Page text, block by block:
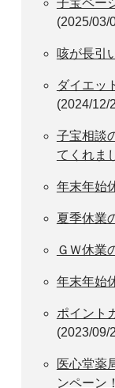
子宝ペー
(2025/03/
咳が長引
ダイエッ
(2024/12/
子宝相談
てくれま
年末年始
夏季休業
ＧＷ休業
年末年始
ポイント
(2023/09/
医心堂薬
ンペーン！